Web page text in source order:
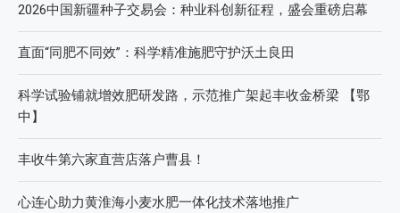
2026中国新疆种子交易会：种业科创新征程，盛会重磅启幕
直面“同肥不同效”：科学精准施肥守护沃土良田
科学试验铺就增效肥研发路，示范推广架起丰收金桥梁 【鄂
中】
丰收牛第六家直营店落户曹县！
心连心助力黄淮海小麦水肥一体化技术落地推广